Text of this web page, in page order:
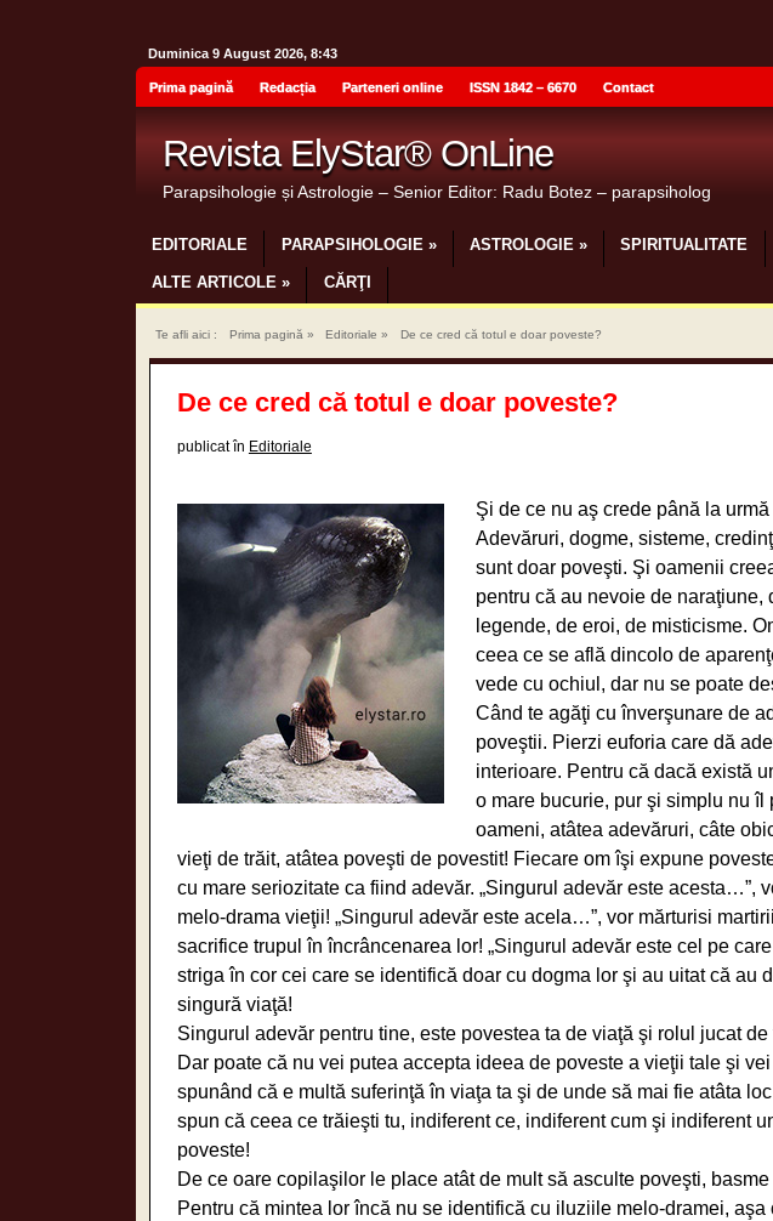
Duminica 9 August 2026, 8:43
Prima pagină Redacția Parteneri online ISSN 1842 – 6670 Contact
Revista ElyStar® OnLine
Parapsihologie și Astrologie – Senior Editor: Radu Botez – parapsiholog
EDITORIALE PARAPSIHOLOGIE» ASTROLOGIE» SPIRITUALITATE
ALTE ARTICOLE » CĂRŢI
Te afli aici : Prima pagină » Editoriale » De ce cred că totul e doar poveste?
De ce cred că totul e doar poveste?
publicat în Editoriale
Şi de ce nu aş crede până la
Adevăruri, dogme, sisteme,
sunt doar poveşti. Şi oamenii
pentru că au nevoie de naraţiune,
legende, de eroi, de misticisme.
ceea ce se află dincolo de
vede cu ochiul, dar nu se poate
Când te agăţi cu înverşunare de
poveştii. Pierzi euforia care dă
interioare. Pentru că dacă există
o mare bucurie, pur şi simplu nu îl
oameni, atâtea adevăruri, câte
vieţi de trăit, atâtea poveşti de povestit! Fiecare om îşi expune
cu mare seriozitate ca fiind adevăr. „Singurul adevăr este acesta…”,
melo-drama vieţii! „Singurul adevăr este acela…”, vor mărturisi
sacrifice trupul în încrâncenarea lor! „Singurul adevăr este cel pe
striga în cor cei care se identifică doar cu dogma lor şi au uitat că au
singură viaţă!
Singurul adevăr pentru tine, este povestea ta de viaţă şi rolul jucat
Dar poate că nu vei putea accepta ideea de poveste a vieţii tale şi
spunând că e multă suferinţă în viaţa ta şi de unde să mai fie atâta
spun că ceea ce trăieşti tu, indiferent ce, indiferent cum şi indiferent
poveste!
De ce oare copilaşilor le place atât de mult să asculte poveşti,
Pentru că mintea lor încă nu se identifică cu iluziile melo-dramei, aşa